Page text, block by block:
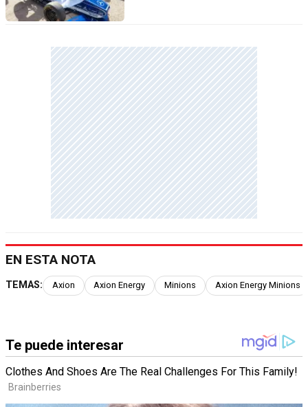
EN ESTA NOTA
TEMAS: Axion Axion Energy Minions Axion Energy Minions